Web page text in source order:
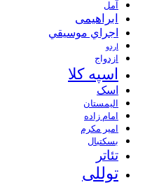
آمل
ابراهیمی
اجراي موسيقي
اردو
ازدواج
اسپه کلا
اسک
الیمستان
امام زاده
امیر مکرم
بسکتبال
تئاتر
توللی